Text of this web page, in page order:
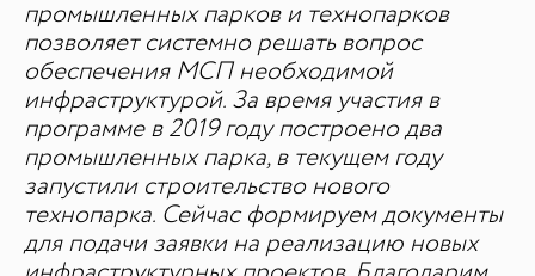
ДЛЯ СМИ
Медиакит
Контакты
промышленных парков и технопарков
позволяет системно решать вопрос
обеспечения МСП необходимой
инфраструктурой. За время участия в
программе в 2019 году построено два
промышленных парка, в текущем году
запустили строительство нового
технопарка. Сейчас формируем документы
для подачи заявки на реализацию новых